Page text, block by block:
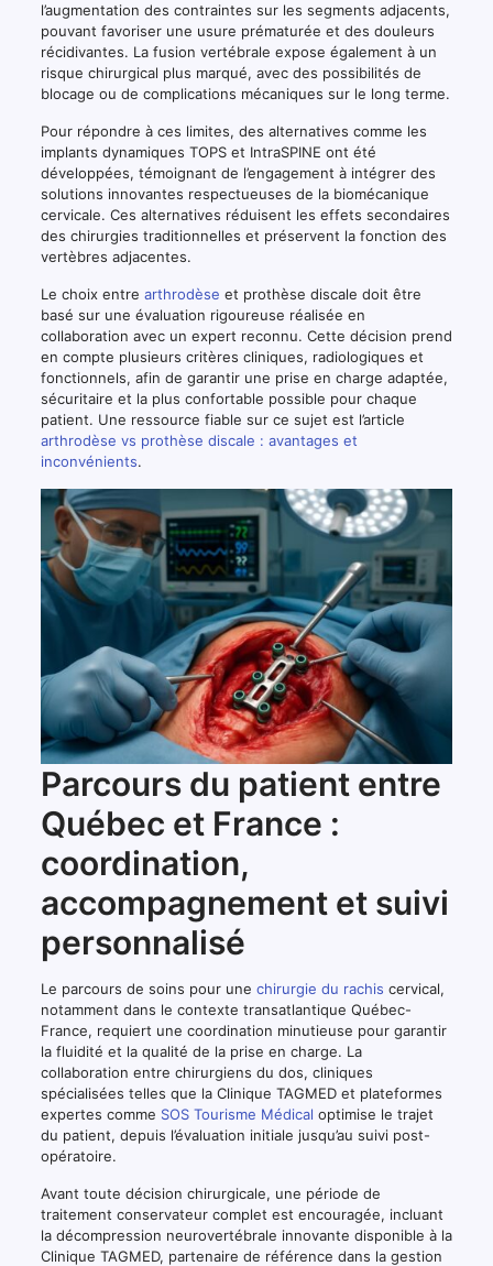
l’augmentation des contraintes sur les segments adjacents,
pouvant favoriser une usure prématurée et des douleurs
récidivantes. La fusion vertébrale expose également à un
risque chirurgical plus marqué, avec des possibilités de
blocage ou de complications mécaniques sur le long terme.
Pour répondre à ces limites, des alternatives comme les
implants dynamiques TOPS et IntraSPINE ont été
développées, témoignant de l’engagement à intégrer des
solutions innovantes respectueuses de la biomécanique
cervicale. Ces alternatives réduisent les effets secondaires
des chirurgies traditionnelles et préservent la fonction des
vertèbres adjacentes.
Le choix entre arthrodèse et prothèse discale doit être
basé sur une évaluation rigoureuse réalisée en
collaboration avec un expert reconnu. Cette décision prend
en compte plusieurs critères cliniques, radiologiques et
fonctionnels, afin de garantir une prise en charge adaptée,
sécuritaire et la plus confortable possible pour chaque
patient. Une ressource fiable sur ce sujet est l’article
arthrodèse vs prothèse discale : avantages et
inconvénients.
Parcours du patient entre
Québec et France :
coordination,
accompagnement et suivi
personnalisé
Le parcours de soins pour une chirurgie du rachis cervical,
notamment dans le contexte transatlantique Québec-
France, requiert une coordination minutieuse pour garantir
la fluidité et la qualité de la prise en charge. La
collaboration entre chirurgiens du dos, cliniques
spécialisées telles que la Clinique TAGMED et plateformes
expertes comme SOS Tourisme Médical optimise le trajet
du patient, depuis l’évaluation initiale jusqu’au suivi post-
opératoire.
Avant toute décision chirurgicale, une période de
traitement conservateur complet est encouragée, incluant
la décompression neurovertébrale innovante disponible à la
Clinique TAGMED, partenaire de référence dans la gestion